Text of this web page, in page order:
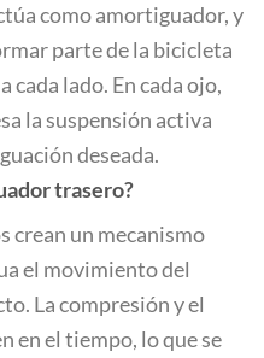
como amortiguador, y
parte de la bicicleta
cada lado. En cada ojo,
la suspensión activa
deseada.
trasero?
crean un mecanismo
el movimiento del
La compresión y el
en el tiempo, lo que se